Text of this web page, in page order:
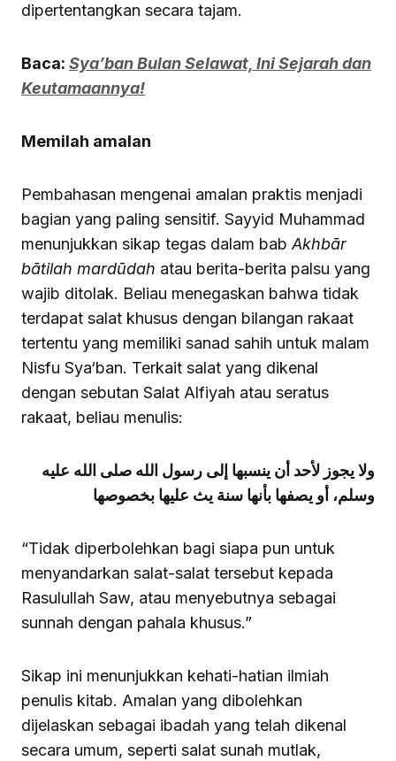
dipertentangkan secara tajam.
Baca: Sya’ban Bulan Selawat, Ini Sejarah dan
Keutamaannya!
Memilah amalan
Pembahasan mengenai amalan praktis menjadi
bagian yang paling sensitif. Sayyid Muhammad
menunjukkan sikap tegas dalam bab Akhbār
bātilah mardūdah atau berita-berita palsu yang
wajib ditolak. Beliau menegaskan bahwa tidak
terdapat salat khusus dengan bilangan rakaat
tertentu yang memiliki sanad sahih untuk malam
Nisfu Sya‘ban. Terkait salat yang dikenal
dengan sebutan Salat Alfiyah atau seratus
rakaat, beliau menulis:
ولا يجوز لأحد أن ينسبها إلى رسول الله صلى الله عليه
وسلم، أو يصفها بأنها سنة يث عليها بخصوصها
“Tidak diperbolehkan bagi siapa pun untuk
menyandarkan salat-salat tersebut kepada
Rasulullah Saw, atau menyebutnya sebagai
sunnah dengan pahala khusus.”
Sikap ini menunjukkan kehati-hatian ilmiah
penulis kitab. Amalan yang dibolehkan
dijelaskan sebagai ibadah yang telah dikenal
secara umum, seperti salat sunah mutlak,